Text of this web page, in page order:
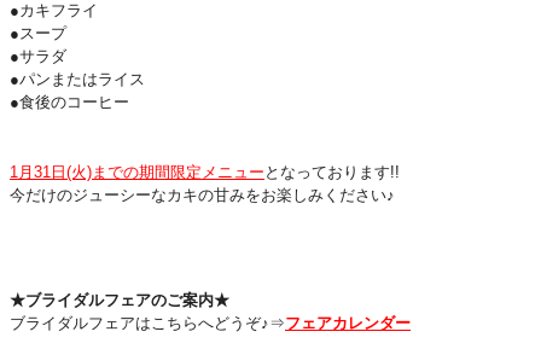
●カキフライ
●スープ
●サラダ
●パンまたはライス
●食後のコーヒー
1月31日(火)までの期間限定メニュー となっております!!
今だけのジューシーなカキの甘みをお楽しみください♪
★ブライダルフェアのご案内★
ブライダルフェアはこちらへどうぞ♪⇒フェアカレンダー